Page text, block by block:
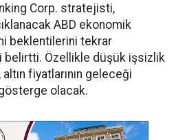
Corp. stratejisti,
ABD ekonomik
beklentilerini tekrar
Özellikle düşük işsizlik
fiyatlarının geleceği
olacak.